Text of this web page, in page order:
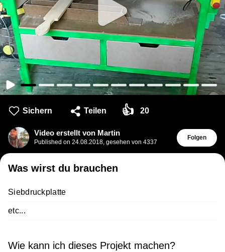
Sichern Teilen 👍 20
Video erstellt von Martin
Published on 24.08.2018, gesehen von 4337
Folgen
Was wirst du brauchen
Siebdruckplatte
etc...
Wie kann ich dieses Projekt machen?